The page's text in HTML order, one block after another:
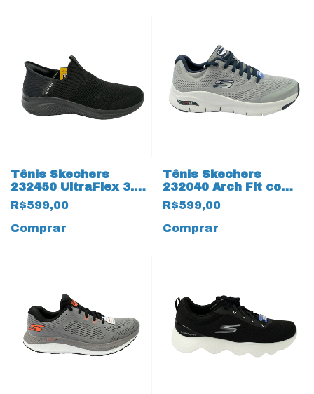
Tênis Skechers
232450 UltraFlex 3.0
Smooth Step Slip-Ins
15249 Preto
R$599,00
Comprar
Tênis Skechers
232040 Arch Fit com
palmilha Air Cooled
14374 Cinza
R$599,00
Comprar